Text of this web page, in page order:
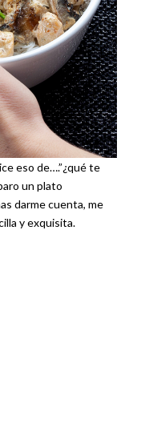
eso de….”¿qué te
un plato
darme cuenta, me
y exquisita.